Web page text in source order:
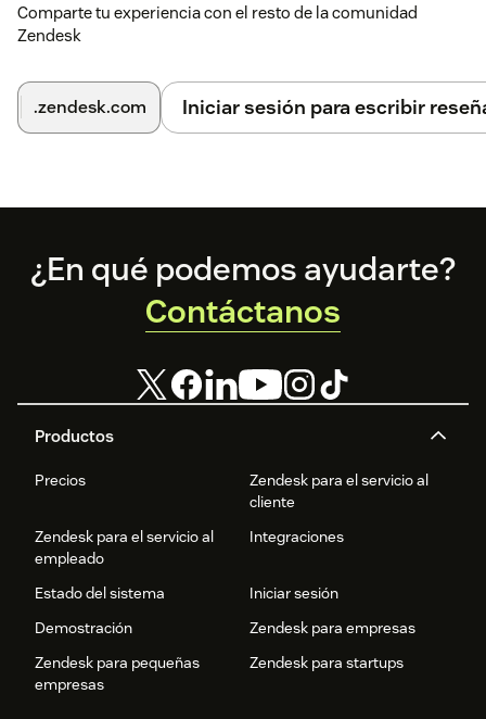
Comparte tu experiencia con el resto de la comunidad
Zendesk
.zendesk.com Iniciar sesión para escribir
Footer
Productos
Precios
Zendesk para el servicio al
cliente
Zendesk para el servicio al
empleado
Integraciones
Estado del sistema
Iniciar sesión
Demostración
Zendesk para empresas
Zendesk para pequeñas
empresas
Zendesk para startups
¿En qué podemos ayudarte?
Contáctanos